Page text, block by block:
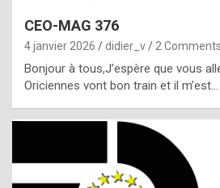
p
e
c
i
l
CEO-MAG 376
4 janvier 2026 didier_v 2 Comments
Bonjour à tous,J’espère que vous
Oriciennes vont bon train et il m’est…